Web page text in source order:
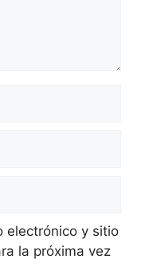
electrónico y sitio
la próxima vez